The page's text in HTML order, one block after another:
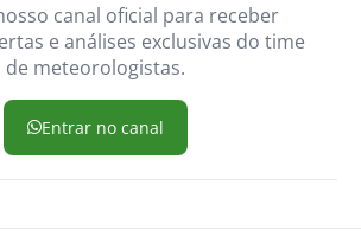
canal oficial para receber
e análises exclusivas do time
de meteorologistas.
Entrar no canal